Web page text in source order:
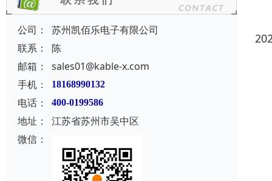
公司：
苏州凯佰乐电子有限公司
联系：
陈
邮箱：
sales01@kable-x.com
手机：
18168990132
电话： 400-0199586
地址：
江苏省苏州市吴中区
微信：